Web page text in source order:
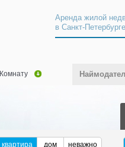
Аренда жилой
в Санкт-
Комнату
квартира дом неважно